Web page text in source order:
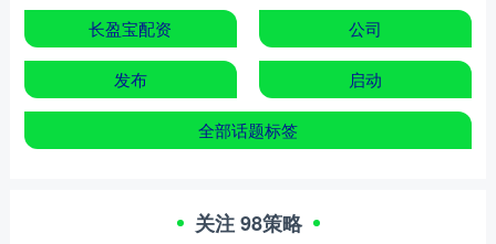
长盈宝配资 公司
发布 启动
全部话题标签
关注 98策略